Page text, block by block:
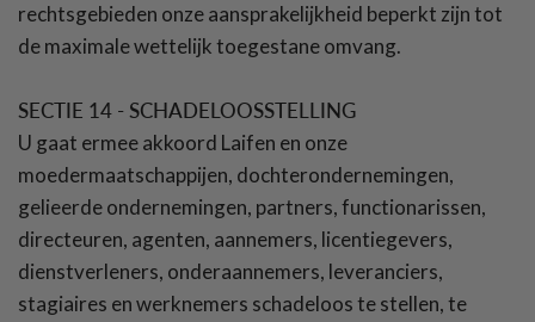
rechtsgebieden onze aansprakelijkheid beperkt zijn tot
de maximale wettelijk toegestane omvang.
SECTIE 14 - SCHADELOOSSTELLING
U gaat ermee akkoord Laifen en onze
moedermaatschappijen, dochterondernemingen,
gelieerde ondernemingen, partners, functionarissen,
directeuren, agenten, aannemers, licentiegevers,
dienstverleners, onderaannemers, leveranciers,
stagiaires en werknemers schadeloos te stellen, te